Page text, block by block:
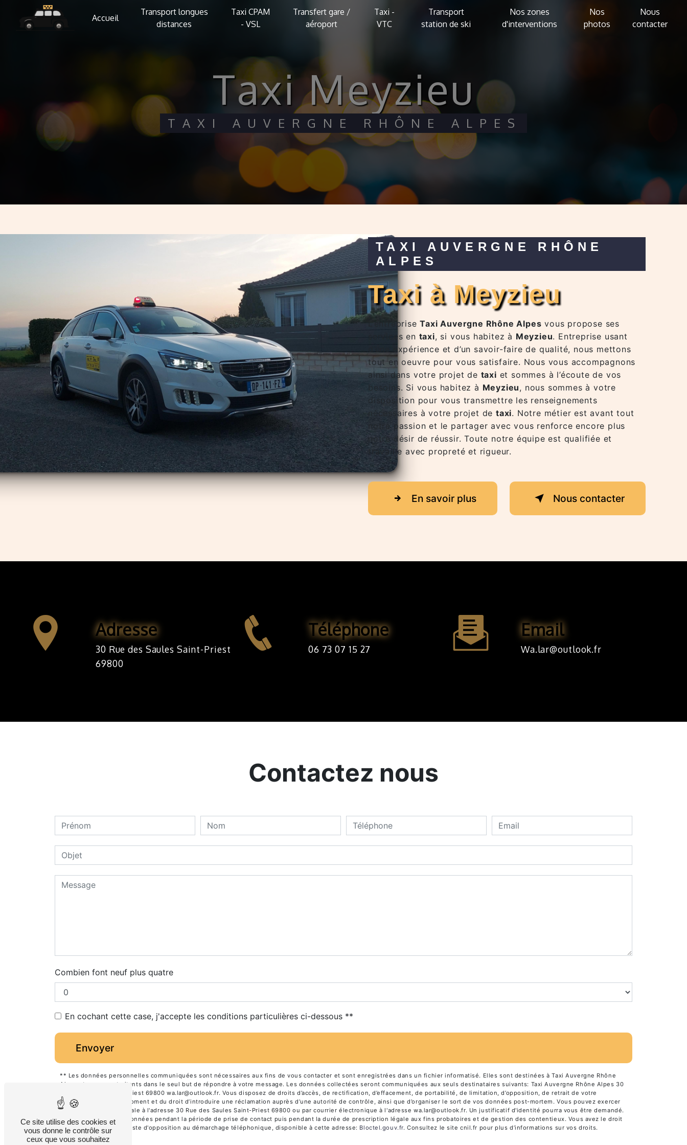
Accueil
Transport longues
distances
Taxi CPAM
- VSL
Transfert gare /
aéroport
Taxi -
VTC
Transport
station de ski
Nos zones
d'interventions
Nos
photos
Nous
contacter
taxi Meyzieu
TAXI AUVERGNE RHÔNE ALPES
TAXI AUVERGNE RHÔNE
ALPES
taxi à Meyzieu
L’entrepriseTaxi Auvergne Rhône Alpes vous propose ses
services en taxi, si vous habitez à Meyzieu. Entreprise usant
d’une expérience et d’un savoir-faire de qualité, nous mettons
tout en oeuvre pour vous satisfaire. Nous vous accompagnons
ainsi dans votre projet de taxi et sommes à l’écoute de vos
besoins. Si vous habitez à Meyzieu, nous sommes à votre
disposition pour vous transmettre les renseignements
nécessaires à votre projet detaxi. Notre métier est avant tout
notre passion et le partager avec vous renforce encore plus
notre désir de réussir. Toute notre équipe est qualifiée et
travaille avec propreté et rigueur.
En savoir plus Nous contacter
Adresse
30 Rue des Saules Saint-Priest
69800
Téléphone
06 73 07 15 27
Email
wa.lar@outlook.fr
Contactez nous
Combien font neuf plus quatre
En cochant cette case, j'accepte les conditions particulières ci-dessous **
Envoyer
** Les données personnelles communiquées sont nécessaires aux fins de vous contacter et sont enregistrées dans un fichier informatisé. Elles sont destinées à Taxi Auvergne Rhône
Alpes et ses sous-traitants dans le seul but de répondre à votre message. Les données collectées seront communiquées aux seuls destinataires suivants: Taxi Auvergne Rhône Alpes 30
Rue des Saules Saint-Priest 69800 wa.lar@outlook.fr. Vous disposez de droits d’accès, de rectification, d’effacement, de portabilité, de limitation, d’opposition, de retrait de votre
consentement à tout moment et du droit d’introduire une réclamation auprès d’une autorité de contrôle, ainsi que d’organiser le sort de vos données post-mortem. Vous pouvez exercer
ces droits par voie postale à l'adresse 30 Rue des Saules Saint-Priest 69800 ou par courrier électronique à l'adresse wa.lar@outlook.fr. Un justificatif d'identité pourra vous être demandé.
Nous conservons vos données pendant la période de prise de contact puis pendant la durée de prescription légale aux fins probatoires et de gestion des contentieux. Vous avez le droit
de vous inscrire sur la liste d'opposition au démarchage téléphonique, disponible à cette adresse:
Bloctel.gouv.fr. Consultez le site cnil.fr pour plus d’informations sur vos droits.
Panneau de gestion des cookies
Ce site utilise des cookies et
vous donne le contrôle sur
ceux que vous souhaitez